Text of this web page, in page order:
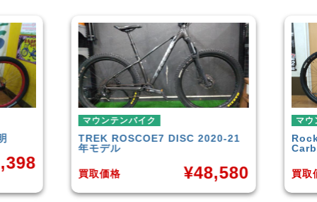
DISC 2020-21
¥48,580
Rocky Mountain
Element
Carbon30 2022年モデル
買取価格